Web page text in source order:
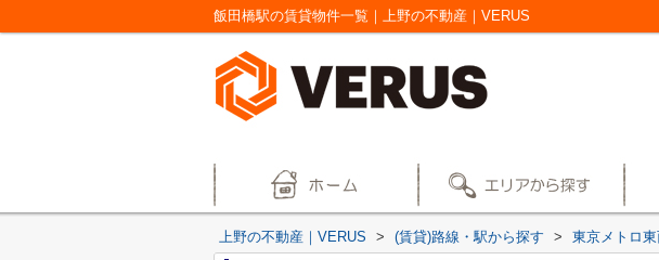
飯田橋駅の賃貸物件一覧｜上野の不動産｜VERUS
上野の不動産｜VERUS > (賃貸)路線・駅から探す > 東京メトロ東